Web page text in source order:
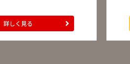
詳しく見る